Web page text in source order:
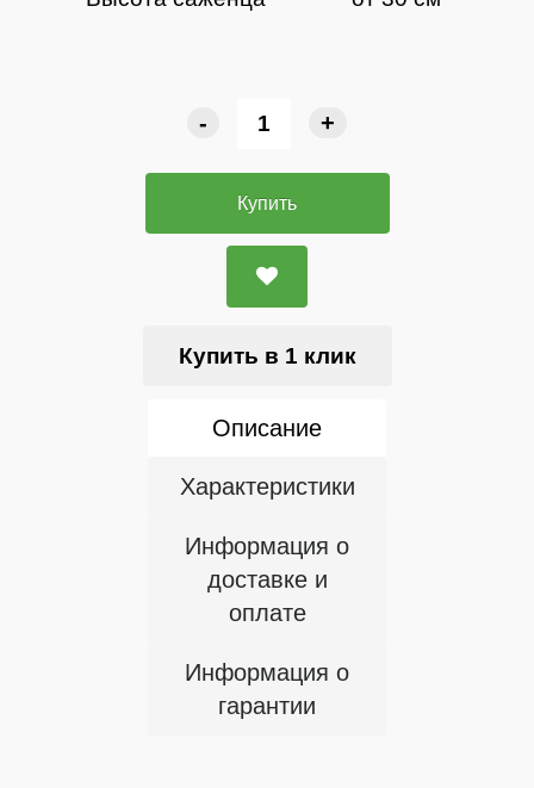
- +
Купить
Купить в 1 клик
Описание
Характеристики
Информация о
доставке и
оплате
Информация о
гарантии